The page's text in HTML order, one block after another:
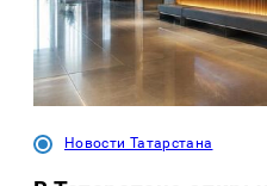
Новости Татарстана